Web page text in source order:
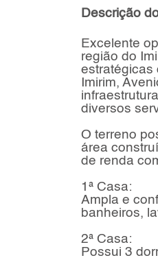
Descrição
Excelente
região do
estratégicas
Imirim,
diversos
O terreno
área
de renda
1ª Casa:
Ampla e
banheiros,
2ª Casa:
Possui 3